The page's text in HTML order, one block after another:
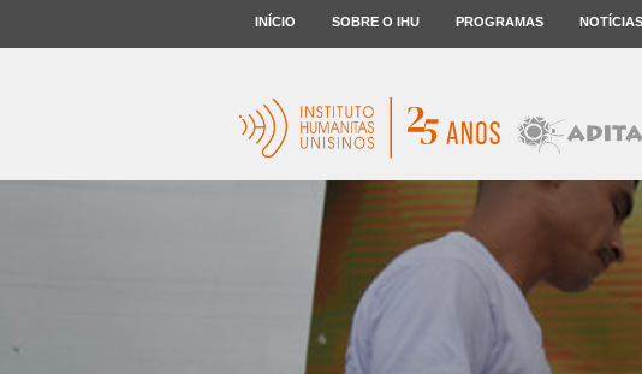
INÍCIO SOBRE O IHU PROGRAMAS NOTÍCIAS